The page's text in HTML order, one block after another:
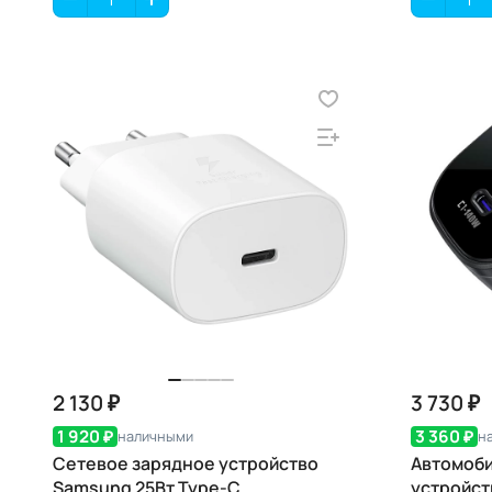
2 130 ₽
1 920 ₽ наличными
Сетевое зарядное устройство
3 730 ₽
3 360 ₽